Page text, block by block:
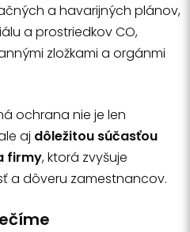
a havarijných plánov,
a prostriedkov CO,
zložkami a orgánmi
ochrana nie je len
aj dôležitou súčasťou
firmy, ktorá zvyšuje
a dôveru zamestnancov.